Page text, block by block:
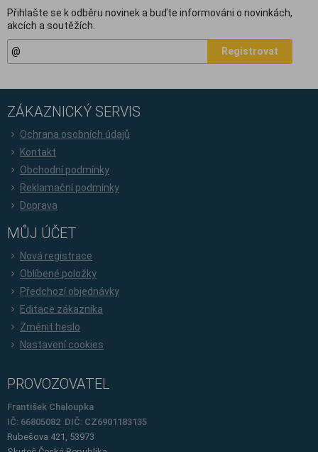
Přihlašte se k odběru novinek a buďte informováni o novinkách,
akcích a soutěžích.
Registrovat
ZÁKAZNICKÝ SERVIS
Ochrana osobních údajů
Kontakt
Obchodní podmínky
Reklamační podmínky
Doprava
MŮJ ÚČET
Nová registrace
Oblíbené položky
Předchozí objednávky
Editace zákazníka
Změnit heslo
Nastavení cookies
PROVOZOVATEL
František Chaloupka
IČ: 66805082 DIČ: CZ6901183135
Rubešova 421, 53973